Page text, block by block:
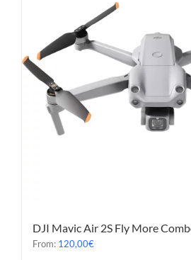
DJI Mavic Air 2S Fly More
From: 120,00€